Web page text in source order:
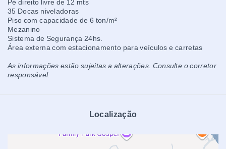
Pé direito livre de 12 mts
35 Docas niveladoras
Piso com capacidade de 6 ton/m²
Mezanino
Sistema de Segurança 24hs.
Área externa com estacionamento para veículos e carretas
As informações estão sujeitas a alterações. Consulte o corretor
responsável.
Localização